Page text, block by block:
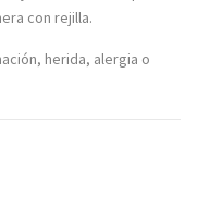
con rejilla.
herida, alergia o